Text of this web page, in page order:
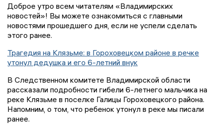
Доброе утро всем читателям «Владимирских
новостей»! Вы можете ознакомиться с главными
новостями прошедшего дня, если не успели сделать
этого ранее.
Трагедия на Клязьме: в Гороховецком районе в речке
утонул дедушка и его 6-летний внук
В Следственном комитете Владимирской области
рассказали подробности гибели 6-летнего мальчика на
реке Клязьме в поселке Галицы Гороховецкого района.
Напомним, о том, что ребенок утонул в реке мы писали
ранее.